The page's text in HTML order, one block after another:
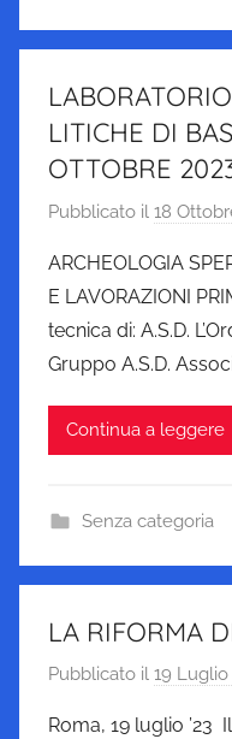
LITICHE DI
OTTOBRE
Pubblicato il 18
ARCHEOLOGIA
E LAVORAZIONI
tecnica di: A.S.D.
Gruppo A.S.D.
Continua a leggere
Senza categoria
LA RIFORMA
Pubblicato il 19 Luglio
Roma, 19 luglio ’23